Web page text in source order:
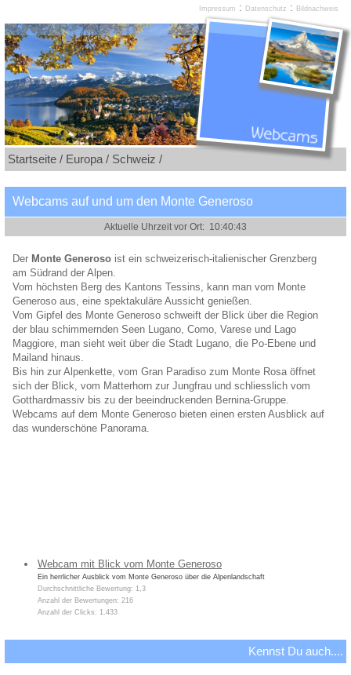
Startseite / Europa / Schweiz /
Webcams auf und um den Monte Generoso
Der Monte Generoso ist ein schweizerisch-italienischer Grenzberg
am Südrand der Alpen.
Vom höchsten Berg des Kantons Tessins, kann man vom Monte
Generoso aus, eine spektakuläre Aussicht genießen.
Vom Gipfel des Monte Generoso schweift der Blick über die Region
der blau schimmernden Seen Lugano, Como, Varese und Lago
Maggiore, man sieht weit über die Stadt Lugano, die Po-Ebene und
Mailand hinaus.
Bis hin zur Alpenkette, vom Gran Paradiso zum Monte Rosa öffnet
sich der Blick, vom Matterhorn zur Jungfrau und schliesslich vom
Gotthardmassiv bis zu der beeindruckenden Bernina-Gruppe.
Webcams auf dem Monte Generoso bieten einen ersten Ausblick auf
das wunderschöne Panorama.
Webcam mit Blick vom Monte Generoso
Ein herrlicher Ausblick vom Monte Generoso über die Alpenlandschaft
Durchschnittliche Bewertung: 1,3
Anzahl der Bewertungen: 216
Anzahl der Clicks: 1.433
Kennst Du auch....
Impressum : Datenschutz : Bildnachweis